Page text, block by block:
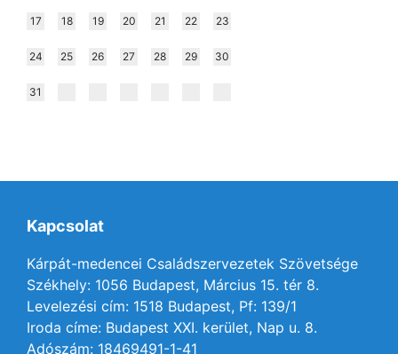
17 18 19 20 21 22 23
24 25 26 27 28 29 30
31
Kapcsolat
Kárpát-medencei Családszervezetek Szövetsége
Székhely: 1056 Budapest, Március 15. tér 8.
Levelezési cím: 1518 Budapest, Pf: 139/1
Iroda címe: Budapest XXI. kerület, Nap u. 8.
Adószám: 18469491-1-41